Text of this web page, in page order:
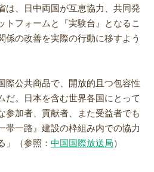
は、日中両国が互恵協力、共同発
トフォームと『実験台』となるこ
係の改善を実際の行動に移すよう
際公共商品で、開放的且つ包容性
だ。日本を含む世界各国にとって
参加者、貢献者、また受益者でも
帯一路』建設の枠組み内での協力
」（参照： 中国国際放送局）